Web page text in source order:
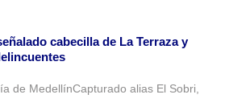
cabecilla de La Terraza y
de MedellínCapturado alias El Sobri,